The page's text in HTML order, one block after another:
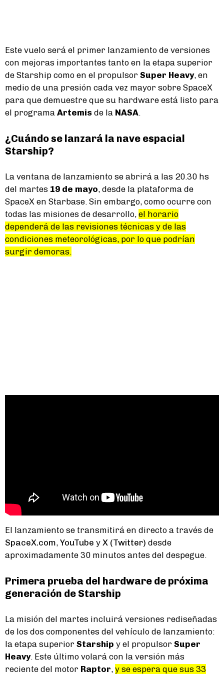
Este vuelo será el primer lanzamiento de versiones
con mejoras importantes tanto en la etapa superior
de Starship como en el propulsor Super Heavy, en
medio de una presión cada vez mayor sobre SpaceX
para que demuestre que su hardware está listo para
el programa Artemis de la NASA
¿Cuándo se lanzará la nave espacial
Starship?
La ventana de lanzamiento se abrirá a las 20.30 hs
del martes 19 de mayo, desde la plataforma de
SpaceX en Starbase. Sin embargo, como ocurre con
todas las misiones de desarrollo, el horario
dependerá de las revisiones técnicas y de las
condiciones meteorológicas, por lo que podrían
surgir demoras.
El lanzamiento se transmitirá en directo a través de
SpaceX.com, YouTube y X (Twitter) desde
aproximadamente 30 minutos antes del despegue.
Primera prueba del hardware de próxima
generación de Starship
La misión del martes incluirá versiones rediseñadas
de los dos componentes del vehículo de lanzamiento:
la etapa superior Starship y el propulsor Super
Heavy. Este último volará con la versión más
reciente del motor Raptor, y se espera que sus 33